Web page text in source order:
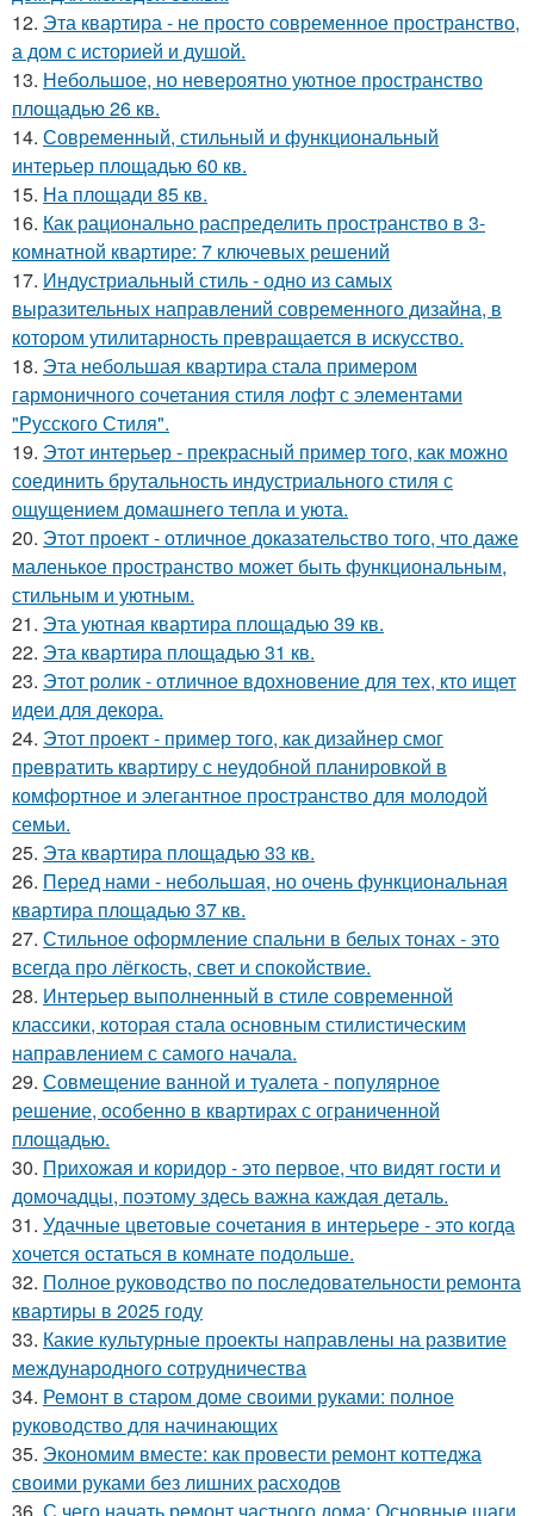
12. Эта квартира - не просто современное пространство,
а дом с историей и душой.
13. Небольшое, но невероятно уютное пространство
площадью 26 кв.
14. Современный, стильный и функциональный
интерьер площадью 60 кв.
15. На площади 85 кв.
16. Как рационально распределить пространство в 3-
комнатной квартире: 7 ключевых решений
17. Индустриальный стиль - одно из самых
выразительных направлений современного дизайна, в
котором утилитарность превращается в искусство.
18. Эта небольшая квартира стала примером
гармоничного сочетания стиля лофт с элементами
"Русского Стиля".
19. Этот интерьер - прекрасный пример того, как можно
соединить брутальность индустриального стиля с
ощущением домашнего тепла и уюта.
20. Этот проект - отличное доказательство того, что даже
маленькое пространство может быть функциональным,
стильным и уютным.
21. Эта уютная квартира площадью 39 кв.
22. Эта квартира площадью 31 кв.
23. Этот ролик - отличное вдохновение для тех, кто ищет
идеи для декора.
24. Этот проект - пример того, как дизайнер смог
превратить квартиру с неудобной планировкой в
комфортное и элегантное пространство для молодой
семьи.
25. Эта квартира площадью 33 кв.
26. Перед нами - небольшая, но очень функциональная
квартира площадью 37 кв.
27. Стильное оформление спальни в белых тонах - это
всегда про лёгкость, свет и спокойствие.
28. Интерьер выполненный в стиле современной
классики, которая стала основным стилистическим
направлением с самого начала.
29. Совмещение ванной и туалета - популярное
решение, особенно в квартирах с ограниченной
площадью.
30. Прихожая и коридор - это первое, что видят гости и
домочадцы, поэтому здесь важна каждая деталь.
31. Удачные цветовые сочетания в интерьере - это когда
хочется остаться в комнате подольше.
32. Полное руководство по последовательности ремонта
квартиры в 2025 году
33. Какие культурные проекты направлены на развитие
международного сотрудничества
34. Ремонт в старом доме своими руками: полное
руководство для начинающих
35. Экономим вместе: как провести ремонт коттеджа
своими руками без лишних расходов